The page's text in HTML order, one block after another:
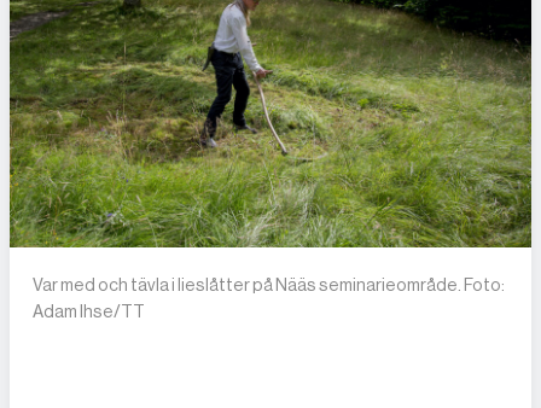
Var med och tävla i lieslåtter på Nääs seminarieområde. Foto:
Adam Ihse/TT